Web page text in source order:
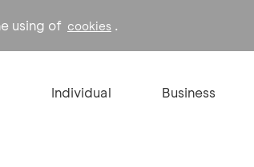
using of cookies .
Individual Business